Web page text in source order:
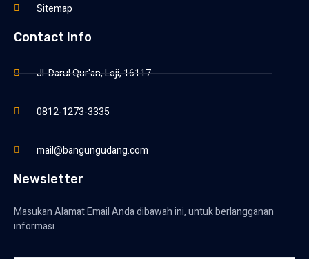
Sitemap
Contact Info
Jl. Darul Qur'an, Loji, 16117
0812-1273-3335
mail@bangungudang.com
Newsletter
Masukan Alamat Email Anda dibawah ini, untuk berlangganan
informasi.